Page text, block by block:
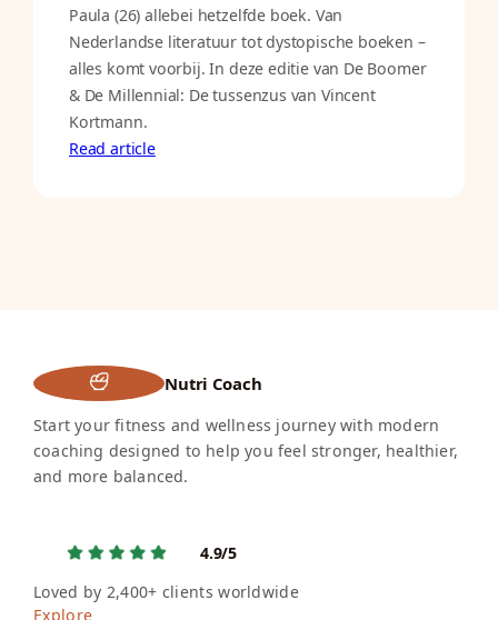
Paula (26) allebei hetzelfde boek. Van
Nederlandse literatuur tot dystopische boeken –
alles komt voorbij. In deze editie van De Boomer
& De Millennial: De tussenzus van Vincent
Kortmann.
Read article
Nutri Coach
Start your fitness and wellness journey with modern
coaching designed to help you feel stronger, healthier,
and more balanced.
4.9/5
Loved by 2,400+ clients worldwide
Explore